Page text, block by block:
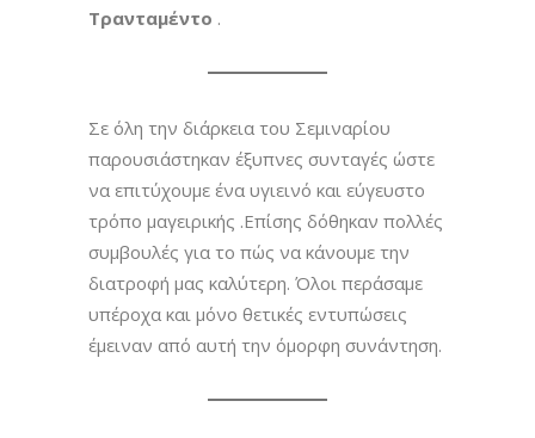
Τρανταμέντο .
Σε όλη την διάρκεια του Σεμιναρίου
παρουσιάστηκαν έξυπνες συνταγές ώστε
να επιτύχουμε ένα υγιεινό και εύγευστο
τρόπο μαγειρικής .Επίσης δόθηκαν πολλές
συμβουλές για το πώς να κάνουμε την
διατροφή μας καλύτερη. Όλοι περάσαμε
υπέροχα και μόνο θετικές εντυπώσεις
έμειναν από αυτή την όμορφη συνάντηση.